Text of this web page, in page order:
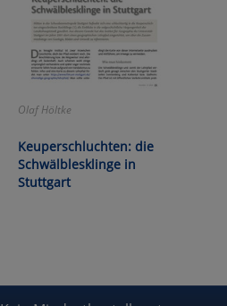
Olaf Höltke
Keuperschluchten: die
Schwälblesklinge in
Stuttgart